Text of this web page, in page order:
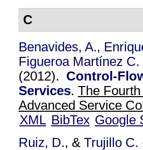
C
Benavides, A.,
Figueroa Martínez C.
(2012). Control-
Services. The
Advanced Service
XML BibTex Google
Ruiz, D., & Trujillo C.